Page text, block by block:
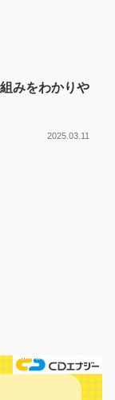
みをわかりや
2025.03.11